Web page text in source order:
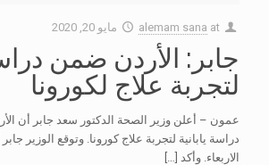
alemam sana at مايو 20, 2020
جابر: الأردن ضمن
لتجربة علاج لكورونا
عمون – أعلن وزير الصحة الدكتور سعد جابر أن
دراسة يابانية لتجربة علاج كورونا. وتوقع الوزير
الاربعاء. وأكد […]